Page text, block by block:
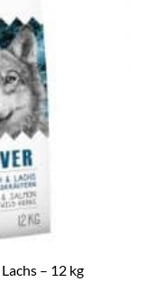
– 12 kg